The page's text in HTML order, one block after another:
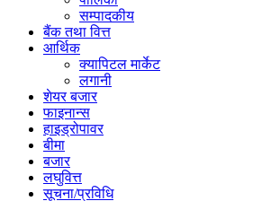
सम्पादकीय
बैंक तथा वित्त
आर्थिक
क्यापिटल मार्केट
लगानी
शेयर बजार
फाइनान्स
हाइड्रोपावर
बीमा
बजार
लघुवित्त
सूचना/प्रविधि